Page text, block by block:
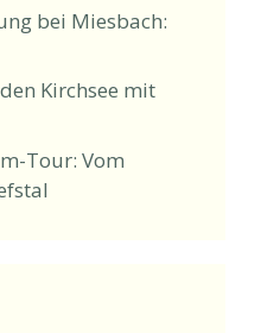
bei Miesbach:
Kirchsee mit
Tour: Vom